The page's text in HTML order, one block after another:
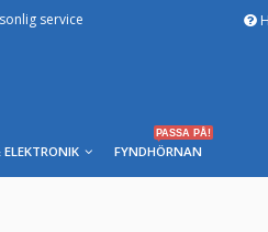
service
FYNDHÖRNAN
PASSA PÅ!